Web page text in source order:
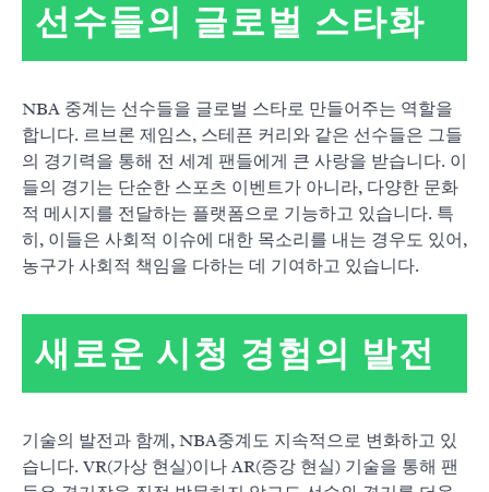
선수들의 글로벌 스타화
NBA 중계는 선수들을 글로벌 스타로 만들어주는 역할을
합니다. 르브론 제임스, 스테픈 커리와 같은 선수들은 그들
의 경기력을 통해 전 세계 팬들에게 큰 사랑을 받습니다. 이
들의 경기는 단순한 스포츠 이벤트가 아니라, 다양한 문화
적 메시지를 전달하는 플랫폼으로 기능하고 있습니다. 특
히, 이들은 사회적 이슈에 대한 목소리를 내는 경우도 있어,
농구가 사회적 책임을 다하는 데 기여하고 있습니다.
새로운 시청 경험의 발전
기술의 발전과 함께, NBA중계도 지속적으로 변화하고 있
습니다. VR(가상 현실)이나 AR(증강 현실) 기술을 통해 팬